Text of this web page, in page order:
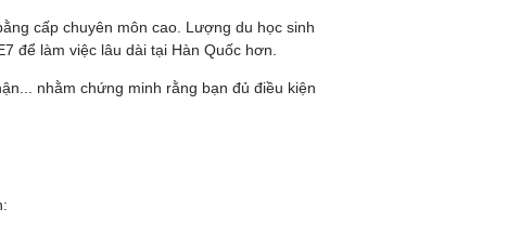
cấp chuyên môn cao. Lượng du học sinh
để làm việc lâu dài tại Hàn Quốc hơn.
nhằm chứng minh rằng bạn đủ điều kiện